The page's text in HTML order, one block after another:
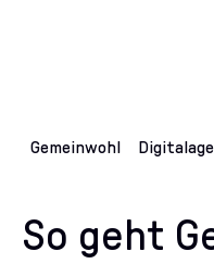
Gemeinwohl
So geht